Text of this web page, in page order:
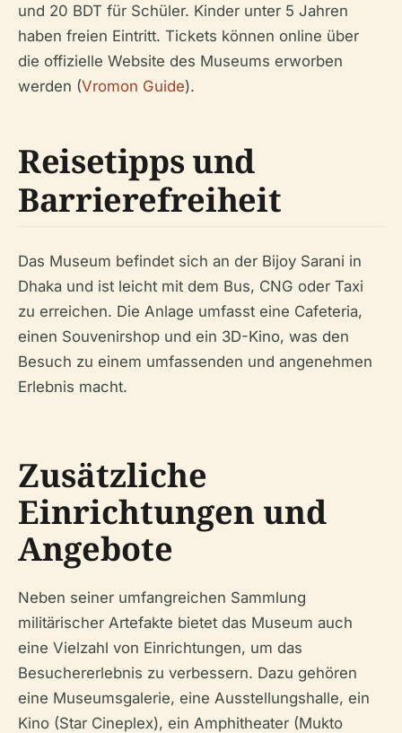
und 20 BDT für Schüler. Kinder unter 5 Jahren
haben freien Eintritt. Tickets können online über
die offizielle Website des Museums erworben
werden (Vromon Guide).
Reisetipps und
Barrierefreiheit
Das Museum befindet sich an der Bijoy Sarani in
Dhaka und ist leicht mit dem Bus, CNG oder Taxi
zu erreichen. Die Anlage umfasst eine Cafeteria,
einen Souvenirshop und ein 3D-Kino, was den
Besuch zu einem umfassenden und angenehmen
Erlebnis macht.
Zusätzliche
Einrichtungen und
Angebote
Neben seiner umfangreichen Sammlung
militärischer Artefakte bietet das Museum auch
eine Vielzahl von Einrichtungen, um das
Besuchererlebnis zu verbessern. Dazu gehören
eine Museumsgalerie, eine Ausstellungshalle, ein
Kino (Star Cineplex), ein Amphitheater (Mukto